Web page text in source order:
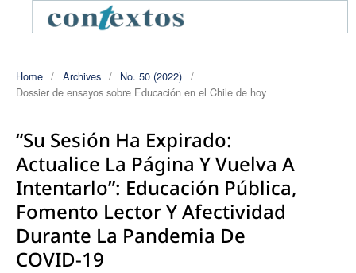
Home / Archives / No. 50 (2022) /
Dossier de ensayos sobre Educación en el Chile de hoy
“Su Sesión Ha Expirado:
Actualice La Página Y Vuelva A
Intentarlo”: Educación Pública,
Fomento Lector Y Afectividad
Durante La Pandemia De
COVID-19